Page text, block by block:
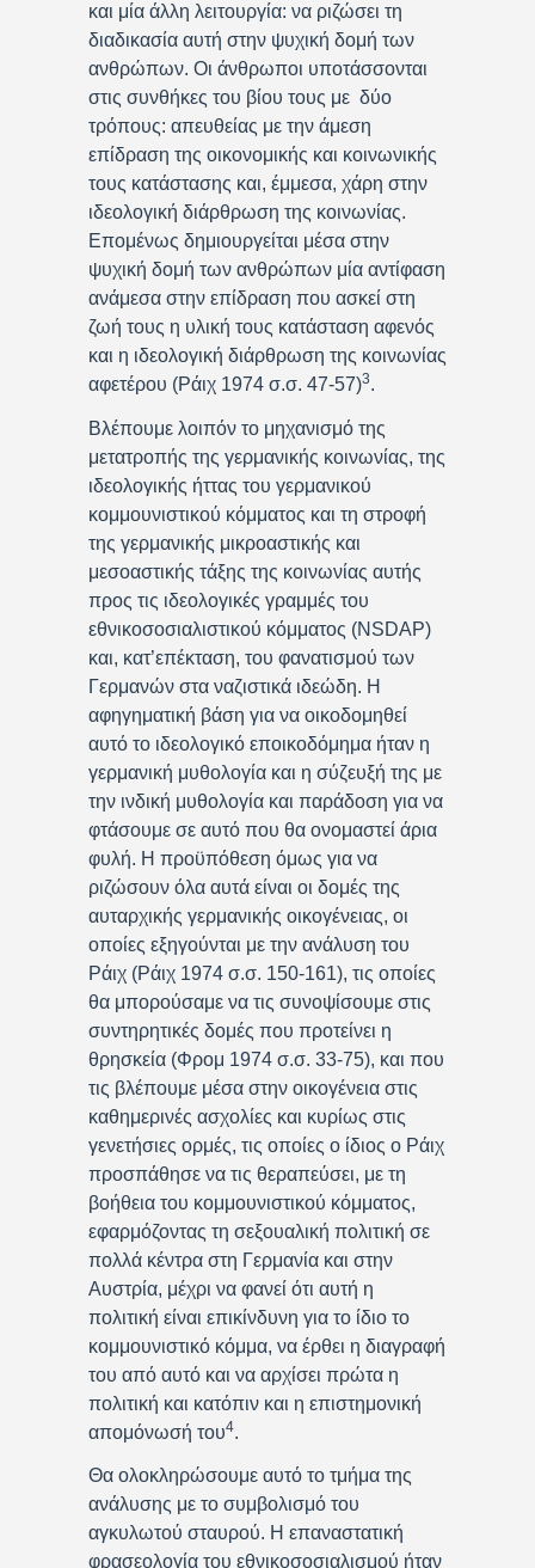
και μία άλλη λειτουργία: να ριζώσει τη
διαδικασία αυτή στην ψυχική δομή των
ανθρώπων. Οι άνθρωποι υποτάσσονται
στις συνθήκες του βίου τους με δύο
τρόπους: απευθείας με την άμεση
επίδραση της οικονομικής και κοινωνικής
τους κατάστασης και, έμμεσα, χάρη στην
ιδεολογική διάρθρωση της κοινωνίας.
Επομένως δημιουργείται μέσα στην
ψυχική δομή των ανθρώπων μία αντίφαση
ανάμεσα στην επίδραση που ασκεί στη
ζωή τους η υλική τους κατάσταση αφενός
και η ιδεολογική διάρθρωση της κοινωνίας
αφετέρου (Ράιχ 1974 σ.σ. 47-57)3.
Βλέπουμε λοιπόν το μηχανισμό της
μετατροπής της γερμανικής κοινωνίας, της
ιδεολογικής ήττας του γερμανικού
κομμουνιστικού κόμματος και τη στροφή
της γερμανικής μικροαστικής και
μεσοαστικής τάξης της κοινωνίας αυτής
προς τις ιδεολογικές γραμμές του
εθνικοσοσιαλιστικού κόμματος (NSDAP)
και, κατ’επέκταση, του φανατισμού των
Γερμανών στα ναζιστικά ιδεώδη. Η
αφηγηματική βάση για να οικοδομηθεί
αυτό το ιδεολογικό εποικοδόμημα ήταν η
γερμανική μυθολογία και η σύζευξή της με
την ινδική μυθολογία και παράδοση για να
φτάσουμε σε αυτό που θα ονομαστεί άρια
φυλή. Η προϋπόθεση όμως για να
ριζώσουν όλα αυτά είναι οι δομές της
αυταρχικής γερμανικής οικογένειας, οι
οποίες εξηγούνται με την ανάλυση του
Ράιχ (Ράιχ 1974 σ.σ. 150-161), τις οποίες
θα μπορούσαμε να τις συνοψίσουμε στις
συντηρητικές δομές που προτείνει η
θρησκεία (Φρομ 1974 σ.σ. 33-75), και που
τις βλέπουμε μέσα στην οικογένεια στις
καθημερινές ασχολίες και κυρίως στις
γενετήσιες ορμές, τις οποίες ο ίδιος ο Ράιχ
προσπάθησε να τις θεραπεύσει, με τη
βοήθεια του κομμουνιστικού κόμματος,
εφαρμόζοντας τη σεξουαλική πολιτική σε
πολλά κέντρα στη Γερμανία και στην
Αυστρία, μέχρι να φανεί ότι αυτή η
πολιτική είναι επικίνδυνη για το ίδιο το
κομμουνιστικό κόμμα, να έρθει η διαγραφή
του από αυτό και να αρχίσει πρώτα η
πολιτική και κατόπιν και η επιστημονική
απομόνωσή του4.
Θα ολοκληρώσουμε αυτό το τμήμα της
ανάλυσης με το συμβολισμό του
αγκυλωτού σταυρού. Η επαναστατική
φρασεολογία του εθνικοσοσιαλισμού ήταν